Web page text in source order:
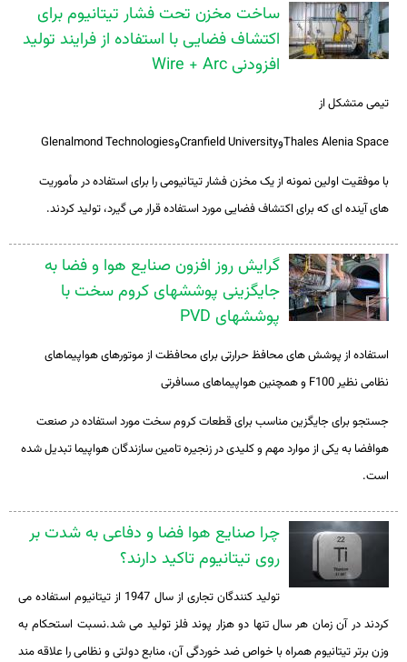
ساخت مخزن تحت فشار تیتانیوم برای
اکتشاف فضایی با استفاده از فرایند تولید
افزودنی Wire + Arc
تیمی متشکل از
Thales Alenia SpaceوCranfield UniversityوGlenalmond Technologies
با موفقیت اولین نمونه از یک مخزن فشار تیتانیومی را برای استفاده در مأموریت
های آینده ای که برای اکتشاف فضایی مورد استفاده قرار می گیرد، تولید کردند.
گرایش روز افزون صنایع هوا و فضا به
جایگزینی پوششهای کروم سخت با
پوششهای PVD
استفاده از پوشش های محافظ حرارتی برای محافظت از موتورهای هواپیماهای
نظامی نظیر F100 و همچنین هواپیماهای مسافرتی
جستجو برای جایگزین مناسب برای قطعات کروم سخت مورد استفاده در صنعت
هوافضا به یکی از موارد مهم و کلیدی در زنجیره تامین سازندگان هواپیما تبدیل شده
است.
چرا صنایع هوا فضا و دفاعی به شدت بر
روی تیتانیوم تاکید دارند؟
تولید کنندگان تجاری از سال 1947 از تیتانیوم استفاده می
کردند در آن زمان هر سال تنها دو هزار پوند فلز تولید می شد.نسبت استحکام به
وزن برتر تیتانیوم همراه با خواص ضد خوردگی آن، منابع دولتی و نظامی را علاقه مند